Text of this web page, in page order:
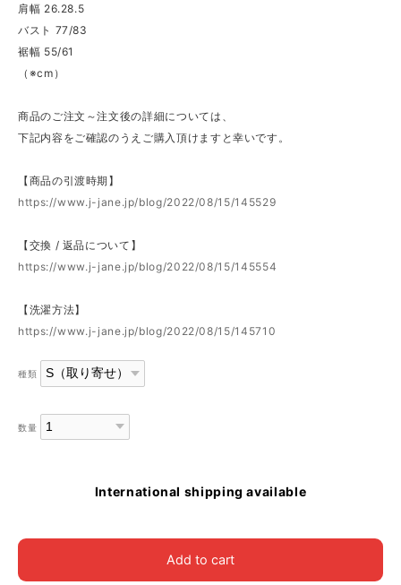
肩幅 26.28.5
バスト 77/83
裾幅 55/61
（※cm）
商品のご注文～注文後の詳細については、
下記内容をご確認のうえご購入頂けますと幸いです。
【商品の引渡時期】
https://www.j-jane.jp/blog/2022/08/15/145529
【交換 / 返品について】
https://www.j-jane.jp/blog/2022/08/15/145554
【洗濯方法】
https://www.j-jane.jp/blog/2022/08/15/145710
種類
数量
International shipping available
Add to cart